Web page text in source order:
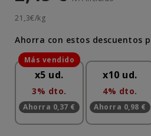
21,3€/kg
Ahorra con estos descuentos
x5 ud.
3% dto.
Ahorra 0,37 €
x10 ud.
4% dto.
Ahorra 0,98 €